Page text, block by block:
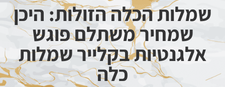
שמלות הכלה הזולות: היכן
שמחיר משתלם פוגש
אלגנטיות בקלייר שמלות
כלה